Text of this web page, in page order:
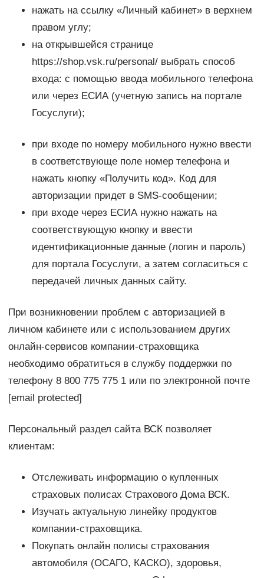
нажать на ссылку «Личный кабинет» в верхнем
правом углу;
на открывшейся странице
https://shop.vsk.ru/personal/ выбрать способ
входа: с помощью ввода мобильного телефона
или через ЕСИА (учетную запись на портале
Госуслуги);
при входе по номеру мобильного нужно ввести
в соответствующе поле номер телефона и
нажать кнопку «Получить код». Код для
авторизации придет в SMS-сообщении;
при входе через ЕСИА нужно нажать на
соответствующую кнопку и ввести
идентификационные данные (логин и пароль)
для портала Госуслуги, а затем согласиться с
передачей личных данных сайту.
При возникновении проблем с авторизацией в
личном кабинете или с использованием других
онлайн-сервисов компании-страховщика
необходимо обратиться в службу поддержки по
телефону 8 800 775 775 1 или по электронной почте
[email protected]
Персональный раздел сайта ВСК позволяет
клиентам:
Отслеживать информацию о купленных
страховых полисах Страхового Дома ВСК.
Изучать актуальную линейку продуктов
компании-страховщика.
Покупать онлайн полисы страхования
автомобиля (ОСАГО, КАСКО), здоровья,